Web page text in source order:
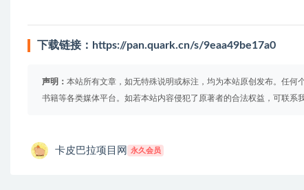
下载链接： https://pan.quark.cn/s/9eaa49be17a0
声明： 本站所有文章，如无特殊说明或标注，均为本站原创发布。任
书籍等各类媒体平台。如若本站内容侵犯了原著者的合法权益，可联系
卡皮巴拉项目网 永久会员